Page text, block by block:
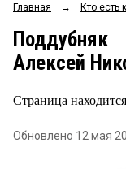
ОБЩЕСТВО
ЗАКОН
Главная → Кто есть
Поддубняк
Алексей
Страница
Обновлено 12 мая